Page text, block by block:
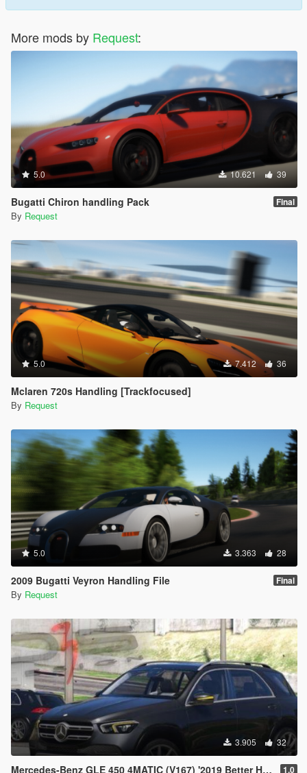
More mods by Request:
5.0 10.621 39
Bugatti Chiron handling Pack Final
By Request
5.0 7.412 36
Mclaren 720s Handling [Trackfocused]
By Request
5.0 3.363 28
2009 Bugatti Veyron Handling File Final
By Request
3.905 32
Mercedes-Benz GLE 450 4MATIC (V167) '2019 Better Handling 1.0